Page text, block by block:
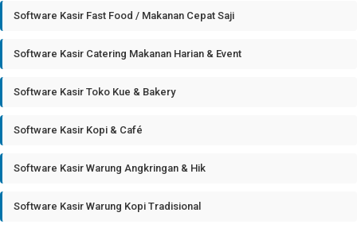
Software Kasir Fast Food / Makanan Cepat Saji
Software Kasir Catering Makanan Harian & Event
Software Kasir Toko Kue & Bakery
Software Kasir Kopi & Café
Software Kasir Warung Angkringan & Hik
Software Kasir Warung Kopi Tradisional